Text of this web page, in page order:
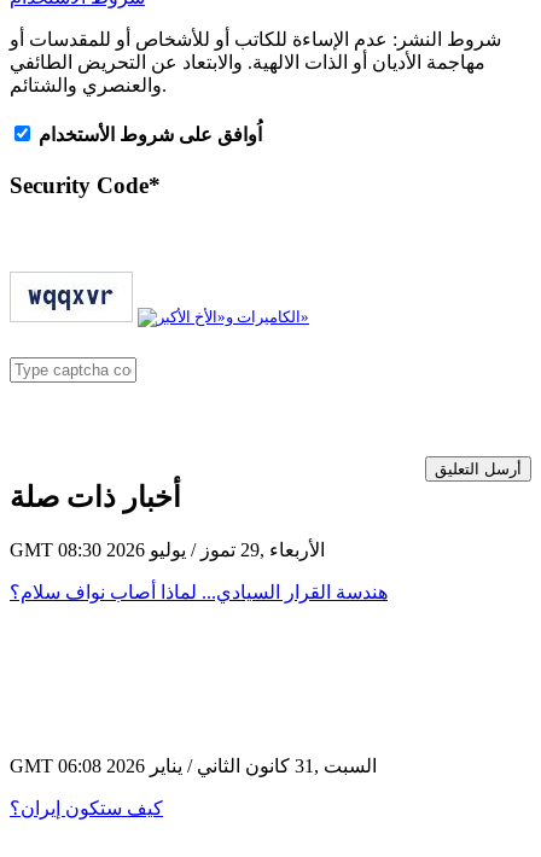
شروط النشر: عدم الإساءة للكاتب أو للأشخاص أو للمقدسات أو
مهاجمة الأديان أو الذات الالهية. والابتعاد عن التحريض الطائفي
والعنصري والشتائم.
اُوافق على شروط الأستخدام
Security Code*
أرسل التعليق
أخبار ذات صلة
GMT 08:30 2026 الأربعاء ,29 تموز / يوليو
هندسة القرار السيادي... لماذا أصاب نواف سلام؟
GMT 06:08 2026 السبت ,31 كانون الثاني / يناير
كيف ستكون إيران؟